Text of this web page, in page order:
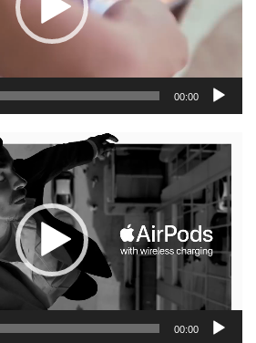
00:00
נגן
וידאו
00:00